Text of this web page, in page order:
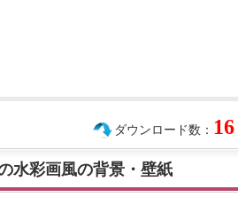
ダウンロード数： 16
水彩画風の背景・壁紙